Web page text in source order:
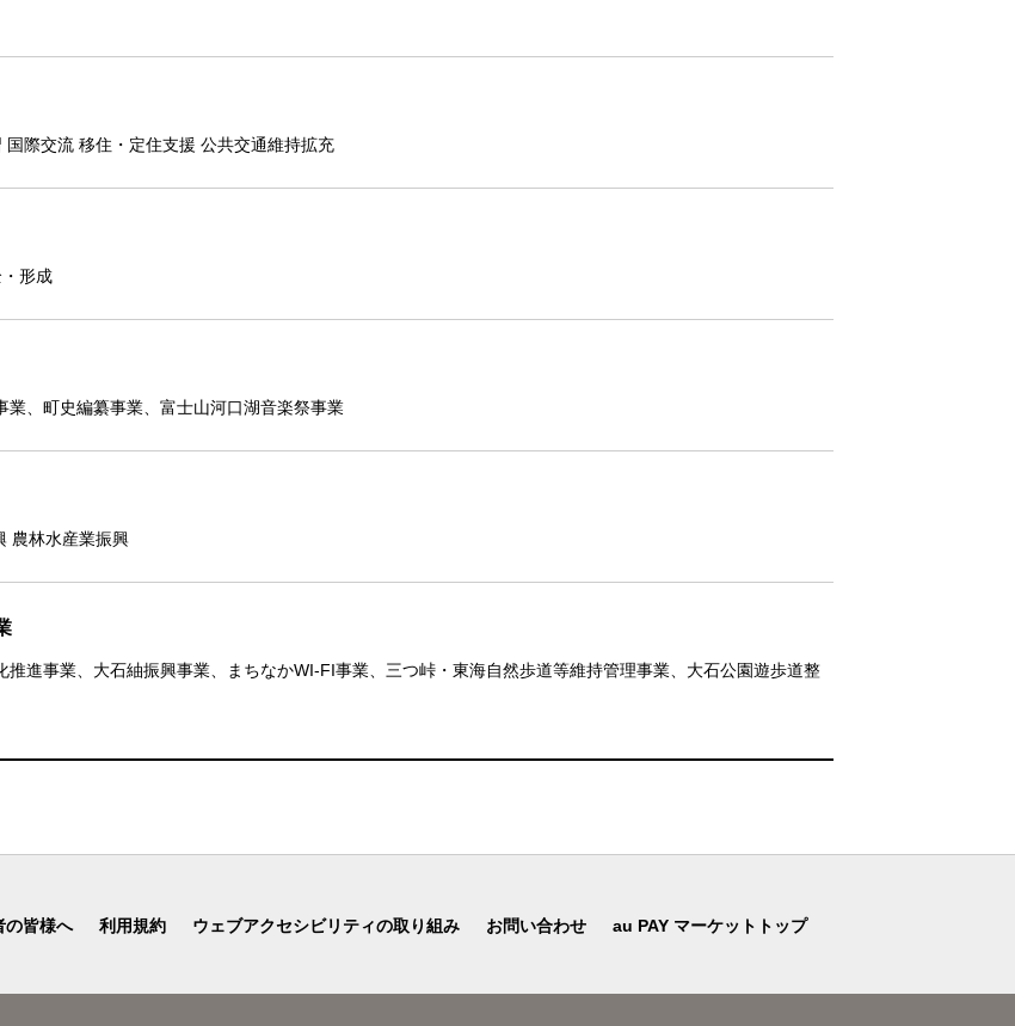
際交流 移住・定住支援 公共交通維持拡充
形成
、町史編纂事業、富士山河口湖音楽祭事業
農林水産業振興
進事業、大石紬振興事業、まちなかWI-FI事業、三つ峠・東海自然歩道等維持管理事業、大石公園遊歩道整
の皆様へ 利用規約 ウェブアクセシビリティの取り組み お問い合わせ au PAY マーケットトップ